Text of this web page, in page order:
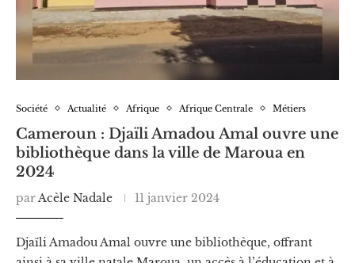
Société Actualité Afrique Afrique Centrale Métiers
Cameroun : Djaïli Amadou Amal ouvre une
bibliothèque dans la ville de Maroua en
2024
parAcèle Nadale 11 janvier 2024
Djaïli Amadou Amal ouvre une bibliothèque, offrant